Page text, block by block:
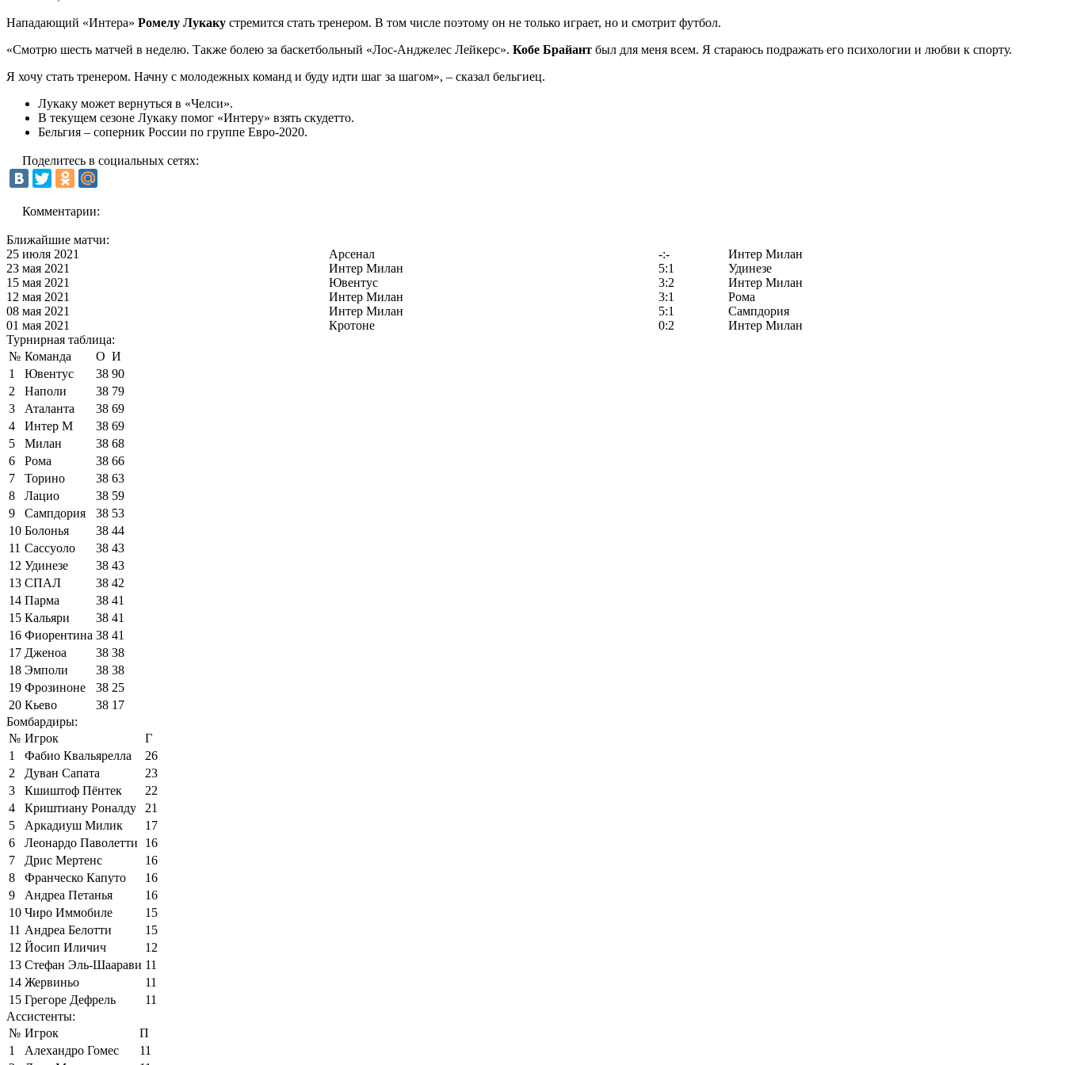
Нападающий «Интера» Ромелу Лукаку стремится стать тренером. В том числе поэтому он не только играет, но и смотрит футбол.
«Смотрю шесть матчей в неделю. Также болею за баскетбольный «Лос-Анджелес Лейкерс». Кобе Брайант был для меня всем. Я стараюсь подражать его психологии и любви к спорту.
Я хочу стать тренером. Начну с молодежных команд и буду идти шаг за шагом», – сказал бельгиец.
Лукаку может вернуться в «Челси».
В текущем сезоне Лукаку помог «Интеру» взять скудетто.
Бельгия – соперник России по группе Евро-2020.
Поделитесь в социальных сетях:
Комментарии:
Ближайшие матчи:
25 июля 2021
Арсенал -:-
Интер Милан
23 мая 2021
Интер Милан 5:1
Удинезе
15 мая 2021
Ювентус 3:2
Интер Милан
12 мая 2021
Интер Милан 3:1
Рома
08 мая 2021
Интер Милан 5:1
Сампдория
01 мая 2021
Кротоне 0:2
Интер Милан
Турнирная таблица:
№ Команда О И
1
Ювентус 38 90
2
Наполи 38 79
3
Аталанта 38 69
4
Интер М 38 69
5
Милан 38 68
6
Рома 38 66
7
Торино 38 63
8
Лацио 38 59
9
Сампдория 38 53
10 Болонья 38 44
11 Сассуоло 38 43
12 Удинезе 38 43
13 СПАЛ 38 42
14 Парма 38 41
15 Кальяри 38 41
16 Фиорентина 38 41
17 Дженоа 38 38
18 Эмполи 38 38
19 Фрозиноне 38 25
20 Кьево 38 17
Бомбардиры:
№ Игрок
Г
1
Фабио Квальярелла
26
2
Дуван Сапата
23
3
Кшиштоф Пёнтек
22
4
Криштиану Роналду
21
5
Аркадиуш Милик
17
6
Леонардо Паволетти
16
7
Дрис Мертенс
16
8
Франческо Капуто
16
9
Андреа Петанья
16
10 Чиро Иммобиле
15
11 Андреа Белотти
15
12 Йосип Иличич
12
13 Стефан Эль-Шаарави 11
14 Жервиньо
11
15 Грегоре Дефрель
11
Ассистенты:
№ Игрок
П
1
Алехандро Гомес
11